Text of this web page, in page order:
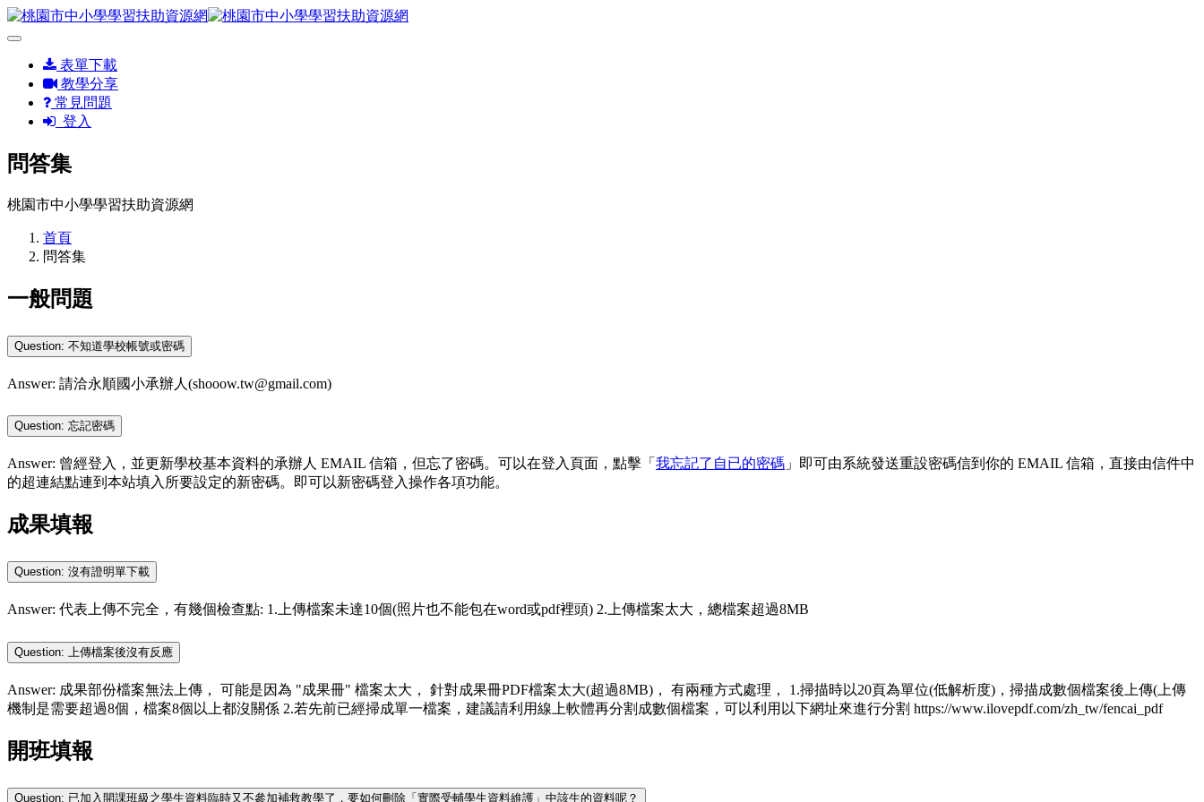
表單下載
教學分享
常見問題
登入
問答集
桃園市中小學學習扶助資源網
首頁
問答集
一般問題
Question: 不知道學校帳號或密碼
Answer: 請洽永順國小承辦人(shooow.tw@gmail.com)
Question: 忘記密碼
Answer: 曾經登入，並更新學校基本資料的承辦人 EMAIL 信箱，但忘了密碼。可以在登入頁面，點擊「 我忘記了自已的密碼 」即可由系統發送重設密碼信到你的 EMAIL 信箱，直接由信件中
的超連結點連到本站填入所要設定的新密碼。即可以新密碼登入操作各項功能。
成果填報
Question: 沒有證明單下載
Answer: 代表上傳不完全，有幾個檢查點: 1.上傳檔案未達10個(照片也不能包在word或pdf裡頭) 2.上傳檔案太大，總檔案超過8MB
Question: 上傳檔案後沒有反應
Answer: 成果部份檔案無法上傳， 可能是因為 "成果冊" 檔案太大， 針對成果冊PDF檔案太大(超過8MB)， 有兩種方式處理， 1.掃描時以20頁為單位(低解析度)，掃描成數個檔案後上傳(上傳
機制是需要超過8個，檔案8個以上都沒關係 2.若先前已經掃成單一檔案，建議請利用線上軟體再分割成數個檔案，可以利用以下網址來進行分割 https://www.ilovepdf.com/zh_tw/fencai_pdf
開班填報
Question: 已加入開課班級之學生資料臨時又不參加補救教學了，要如何刪除「實際受輔學生資料維護」中該生的資料呢？